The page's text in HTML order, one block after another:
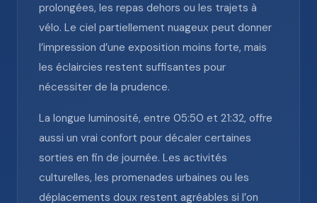
prolongées, les repas dehors ou les trajets à
vélo. Le ciel partiellement nuageux peut donner
l’impression d’une exposition moins forte, mais
les éclaircies restent suffisantes pour
nécessiter de la prudence.
La longue luminosité, entre 05:50 et 21:32, offre
aussi un vrai confort pour décaler certaines
sorties en fin de journée. Les activités
culturelles, les promenades urbaines ou les
déplacements doux restent agréables si l’on